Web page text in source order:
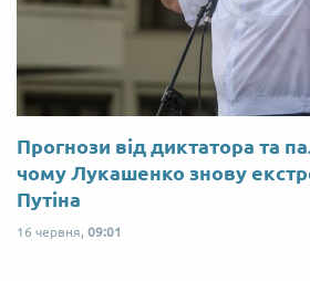
Прогнози від диктатора та
чому Лукашенко знову
Путіна
16 червня, 09:01